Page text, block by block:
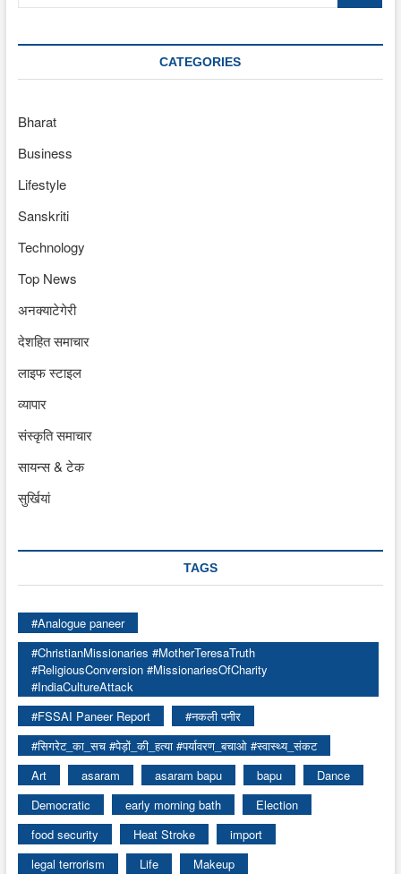
CATEGORIES
Bharat
Business
Lifestyle
Sanskriti
Technology
Top News
अनक्याटेगेरी
देशहित समाचार
लाइफ स्टाइल
व्यापार
संस्कृति समाचार
सायन्स & टेक
सुर्खियां
TAGS
#Analogue paneer
#ChristianMissionaries #MotherTeresaTruth
#ReligiousConversion #MissionariesOfCharity
#IndiaCultureAttack
#FSSAI Paneer Report
#नकली पनीर
#सिगरेट_का_सच #पेड़ों_की_हत्या #पर्यावरण_बचाओ #स्वास्थ्य_संकट
Art
asaram asaram bapu bapu
Dance
Democratic
early morning bath
Election
food security
Heat Stroke
import
legal terrorism
Life
Makeup